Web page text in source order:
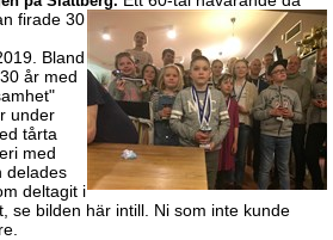
firade 30
Bland
år med
under
tårta
med
delades
deltagit i
se bilden här intill. Ni som inte kunde